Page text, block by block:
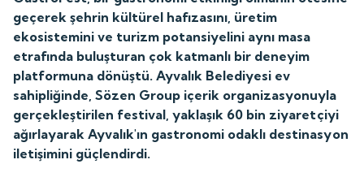
geçerek şehrin kültürel hafızasını, üretim
ekosistemini ve turizm potansiyelini aynı masa
etrafında buluşturan çok katmanlı bir deneyim
platformuna dönüştü. Ayvalık Belediyesi ev
sahipliğinde, Sözen Group içerik organizasyonuyla
gerçekleştirilen festival, yaklaşık 60 bin ziyaretçiyi
ağırlayarak Ayvalık'ın gastronomi odaklı destinasyon
iletişimini güçlendirdi.